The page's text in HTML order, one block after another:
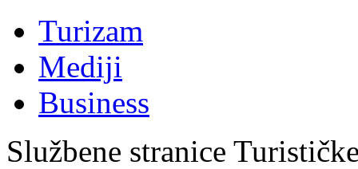
Turizam
Mediji
Business
Službene stranice